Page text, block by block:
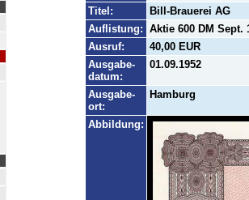
Titel:
Bill-Brauerei AG
Auflistung: Aktie 600 DM Sept.
Ausruf:
40,00 EUR
Ausgabe-
datum:
01.09.1952
Ausgabe-
ort:
Hamburg
Abbildung: